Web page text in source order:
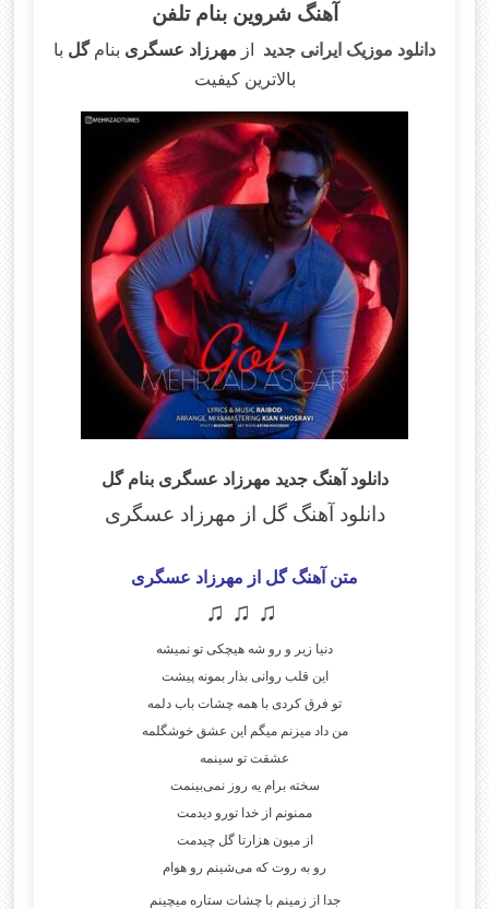
آهنگ شروین بنام تلفن
دانلود موزیک ایرانی جدید از مهرزاد عسگری بنامگل با
بالاترین کیفیت
دانلود آهنگ جدید مهرزاد عسگری بنام گل
دانلود آهنگ گل از مهرزاد عسگری
متن آهنگ گل از مهرزاد عسگری
♫ ♫ ♫
دنیا زیر و رو شه هیچکی تو نمیشه
این قلب روانی بذار بمونه پیشت
تو فرق کردی با همه چشات باب دلمه
من داد میزنم میگم این عشق خوشگلمه
عشقت تو سینمه
سخته برام یه روز نمی‌بینمت
ممنونم از خدا تورو دیدمت
از میون هزارتا گل چیدمت
رو به روت که می‌شینم رو هوام
جدا از زمینم با چشات ستاره میچینم